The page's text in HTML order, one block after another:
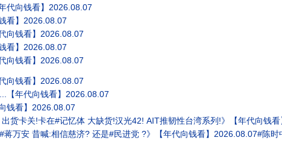
代向钱看】2026.08.07
看】2026.08.07
向钱看】2026.08.07
看】2026.08.07
向钱看】2026.08.07
向钱看】2026.08.07
【年代向钱看】2026.08.07
钱看】2026.08.07
关!卡在#记忆体 大缺货!汉光42! AIT推韧性台湾系列!》【年代向钱看】
蒋万安 昔喊:相信慈济? 还是#民进党 ?》【年代向钱看】2026.08.07#陈时